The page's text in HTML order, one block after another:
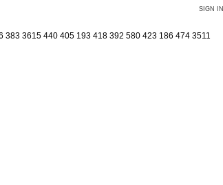
SIGN IN
383 3615 440 405 193 418 392 580 423 186 474 3511